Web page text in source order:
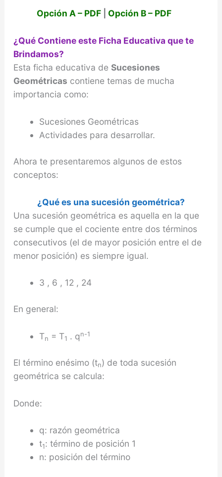
Opción A – PDF Opción B – PDF
¿Qué Contiene este Ficha Educativa que te
Brindamos?
Esta ficha educativa de Sucesiones
Geométricas contiene temas de mucha
importancia como:
Sucesiones Geométricas
Actividades para desarrollar.
Ahora te presentaremos algunos de estos
conceptos:
¿Qué es una sucesión geométrica?
Una sucesión geométrica es aquella en la que
se cumple que el cociente entre dos términos
consecutivos (el de mayor posición entre el de
menor posición) es siempre igual.
3 , 6 , 12 , 24
En general:
Tn = T1 . qn-1
El término enésimo (tn) de toda sucesión
geométrica se calcula:
Donde:
q: razón geométrica
t1: término de posición 1
n: posición del término